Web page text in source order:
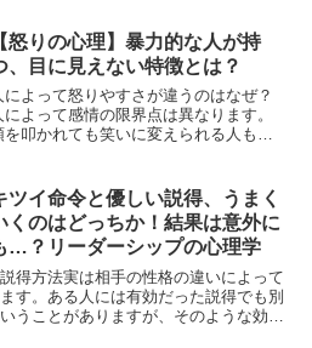
【怒りの心理】暴力的な人が持
、目に見えない特徴とは？
によって怒りやすさが違うのはなぜ？
によって感情の限界点は異なります。
を叩かれても笑いに変えられる人もい
うか。このことを調べた心理学の研究
あります。
ツイ命令と優しい説得、うまく
くのはどっちか！結果は意外に
…？リーダーシップの心理学
得方法実は相手の性格の違いによって
す。ある人には有効だった説得でも別
うことがありますが、そのような効果